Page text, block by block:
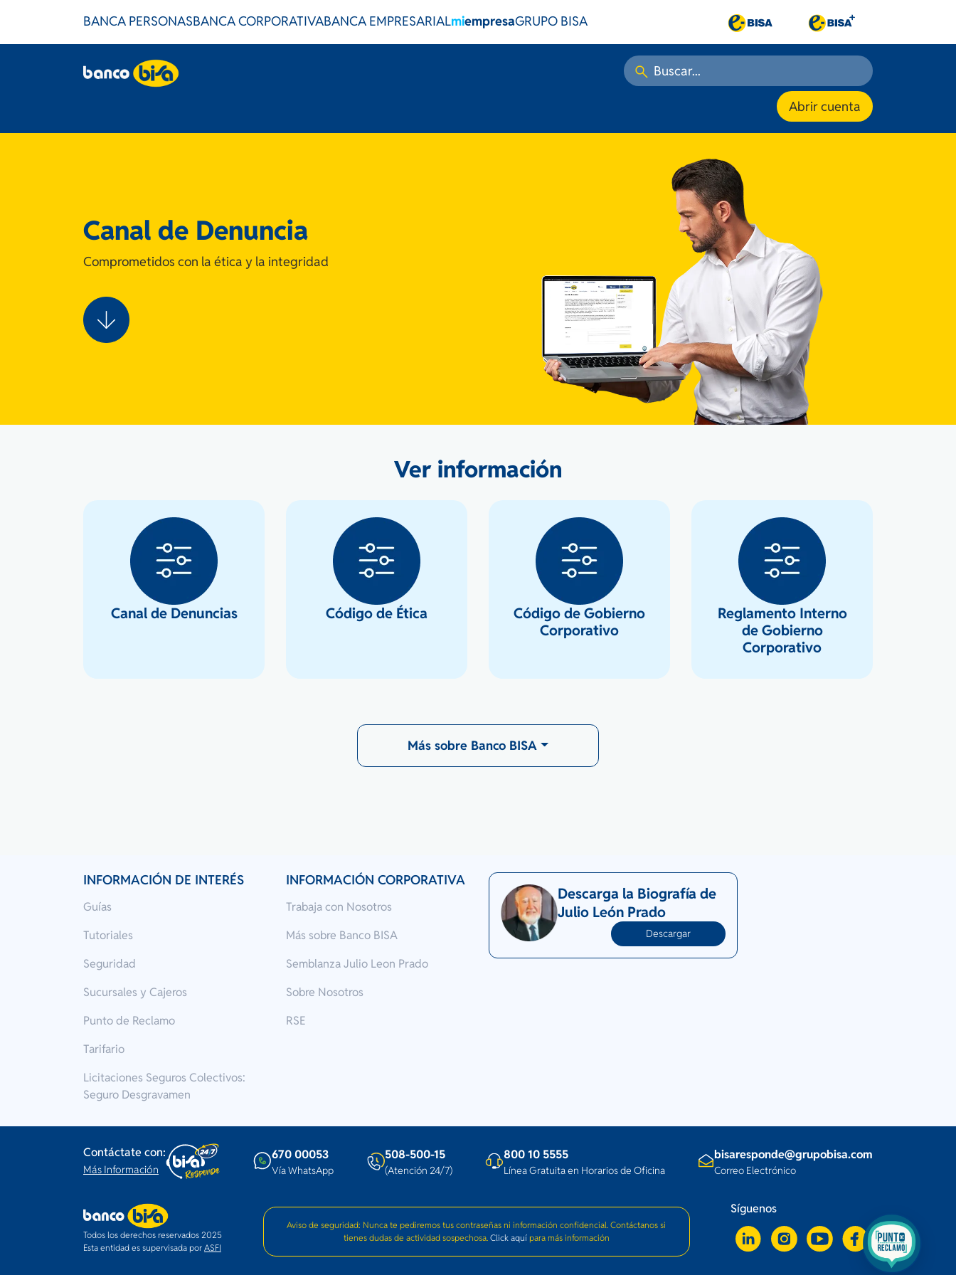
BANCA PERSONASBANCA CORPORATIVABANCA EMPRESARIALmiempresaGRUPO BISA
Abrir cuenta
Canal de Denuncia
Comprometidos con la ética y la integridad
Ver información
Canal de Denuncias Código de Ética
Código de Gobierno
Corporativo
Reglamento Interno
de Gobierno
Corporativo
Más sobre Banco BISA
INFORMACIÓN DE INTERÉS
Guías
Tutoriales
Seguridad
Sucursales y Cajeros
Punto de Reclamo
Tarifario
Licitaciones Seguros Colectivos:
Seguro Desgravamen
INFORMACIÓN CORPORATIVA
Trabaja con Nosotros
Más sobre Banco BISA
Semblanza Julio Leon Prado
Sobre Nosotros
RSE
Descarga la Biografía de
Julio León Prado
Descargar
Contáctate con:
Más Información
670 00053
Vía WhatsApp
508-500-15
(Atención 24/7)
800 10 5555
Línea Gratuita en Horarios de Oficina
bisaresponde@grupobisa.com
Correo Electrónico
Todos los derechos reservados 2025
Esta entidad es supervisada por ASFI
Aviso de seguridad: Nunca te pediremos tus contraseñas ni información confidencial. Contáctanos si
tienes dudas de actividad sospechosa. Click aquípara más información
Síguenos